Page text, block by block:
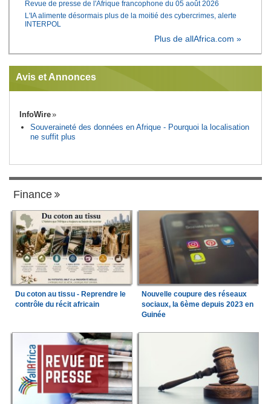
Revue de presse de l'Afrique francophone du 05 août 2026
L'IA alimente désormais plus de la moitié des cybercrimes, alerte
INTERPOL
Plus de allAfrica.com »
Avis et Annonces
InfoWire
Souveraineté des données en Afrique - Pourquoi la localisation
ne suffit plus
Finance
Du coton au tissu - Reprendre le
contrôle du récit africain
Nouvelle coupure des réseaux
sociaux, la 6ème depuis 2023 en
Guinée